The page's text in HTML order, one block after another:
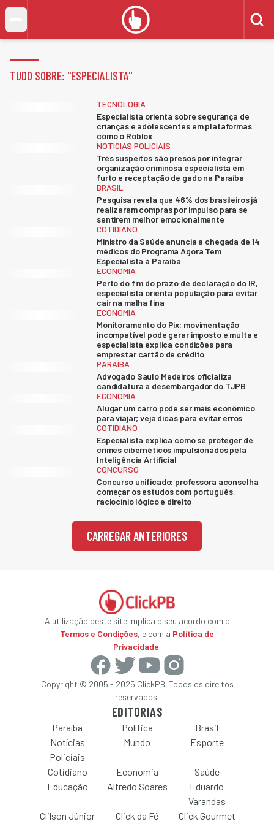
TUDO SOBRE: "ESPECIALISTA"
TECNOLOGIA
Especialista orienta sobre segurança de
crianças e adolescentes em plataformas
como o Roblox
NOTÍCIAS POLICIAIS
Três suspeitos são presos por integrar
organização criminosa especialista em
furto e receptação de gado na Paraíba
BRASIL
Pesquisa revela que 46% dos brasileiros já
realizaram compras por impulso para se
sentirem melhor emocionalmente
COTIDIANO
Ministro da Saúde anuncia a chegada de 14
médicos do Programa Agora Tem
Especialista à Paraíba
ECONOMIA
Perto do fim do prazo de declaração do IR,
especialista orienta população para evitar
cair na malha fina
ECONOMIA
Monitoramento do Pix: movimentação
incompatível pode gerar imposto e multa e
especialista explica condições para
emprestar cartão de crédito
PARAÍBA
Advogado Saulo Medeiros oficializa
candidatura a desembargador do TJPB
ECONOMIA
Alugar um carro pode ser mais econômico
para viajar; veja dicas para evitar erros
COTIDIANO
Especialista explica como se proteger de
crimes cibernéticos impulsionados pela
Inteligência Artificial
CONCURSO
Concurso unificado: professora aconselha
começar os estudos com português,
raciocínio lógico e direito
CARREGAR ANTERIORES
A utilização deste site implica o seu acordo com o
Termos e Condições, e com a Política de
Privacidade.
Copyright © 2005 - 2025 ClickPB. Todos os direitos
reservados.
EDITORIAS
Paraíba Política
Brasil
Notícias
Policiais
Mundo Esporte
Cotidiano Economia
Saúde
Educação
Alfredo Soares
Eduardo
Varandas
Clilson Júnior
Click da Fé Click Gourmet